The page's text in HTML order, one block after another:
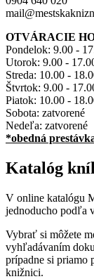
OTVÁRACIE
Pondelok: 9.00 -
Utorok: 9.00 -
Streda: 10.00 -
Štvrtok: 9.00 -
Piatok: 10.00 -
Sobota: zatvorené
Nedeľa: zatvorené
*obedná
Katalóg
V online katalógu
jednoducho podľa
Vybrať si môžete
vyhľadávaním
prípadne si priamo
knižnici.